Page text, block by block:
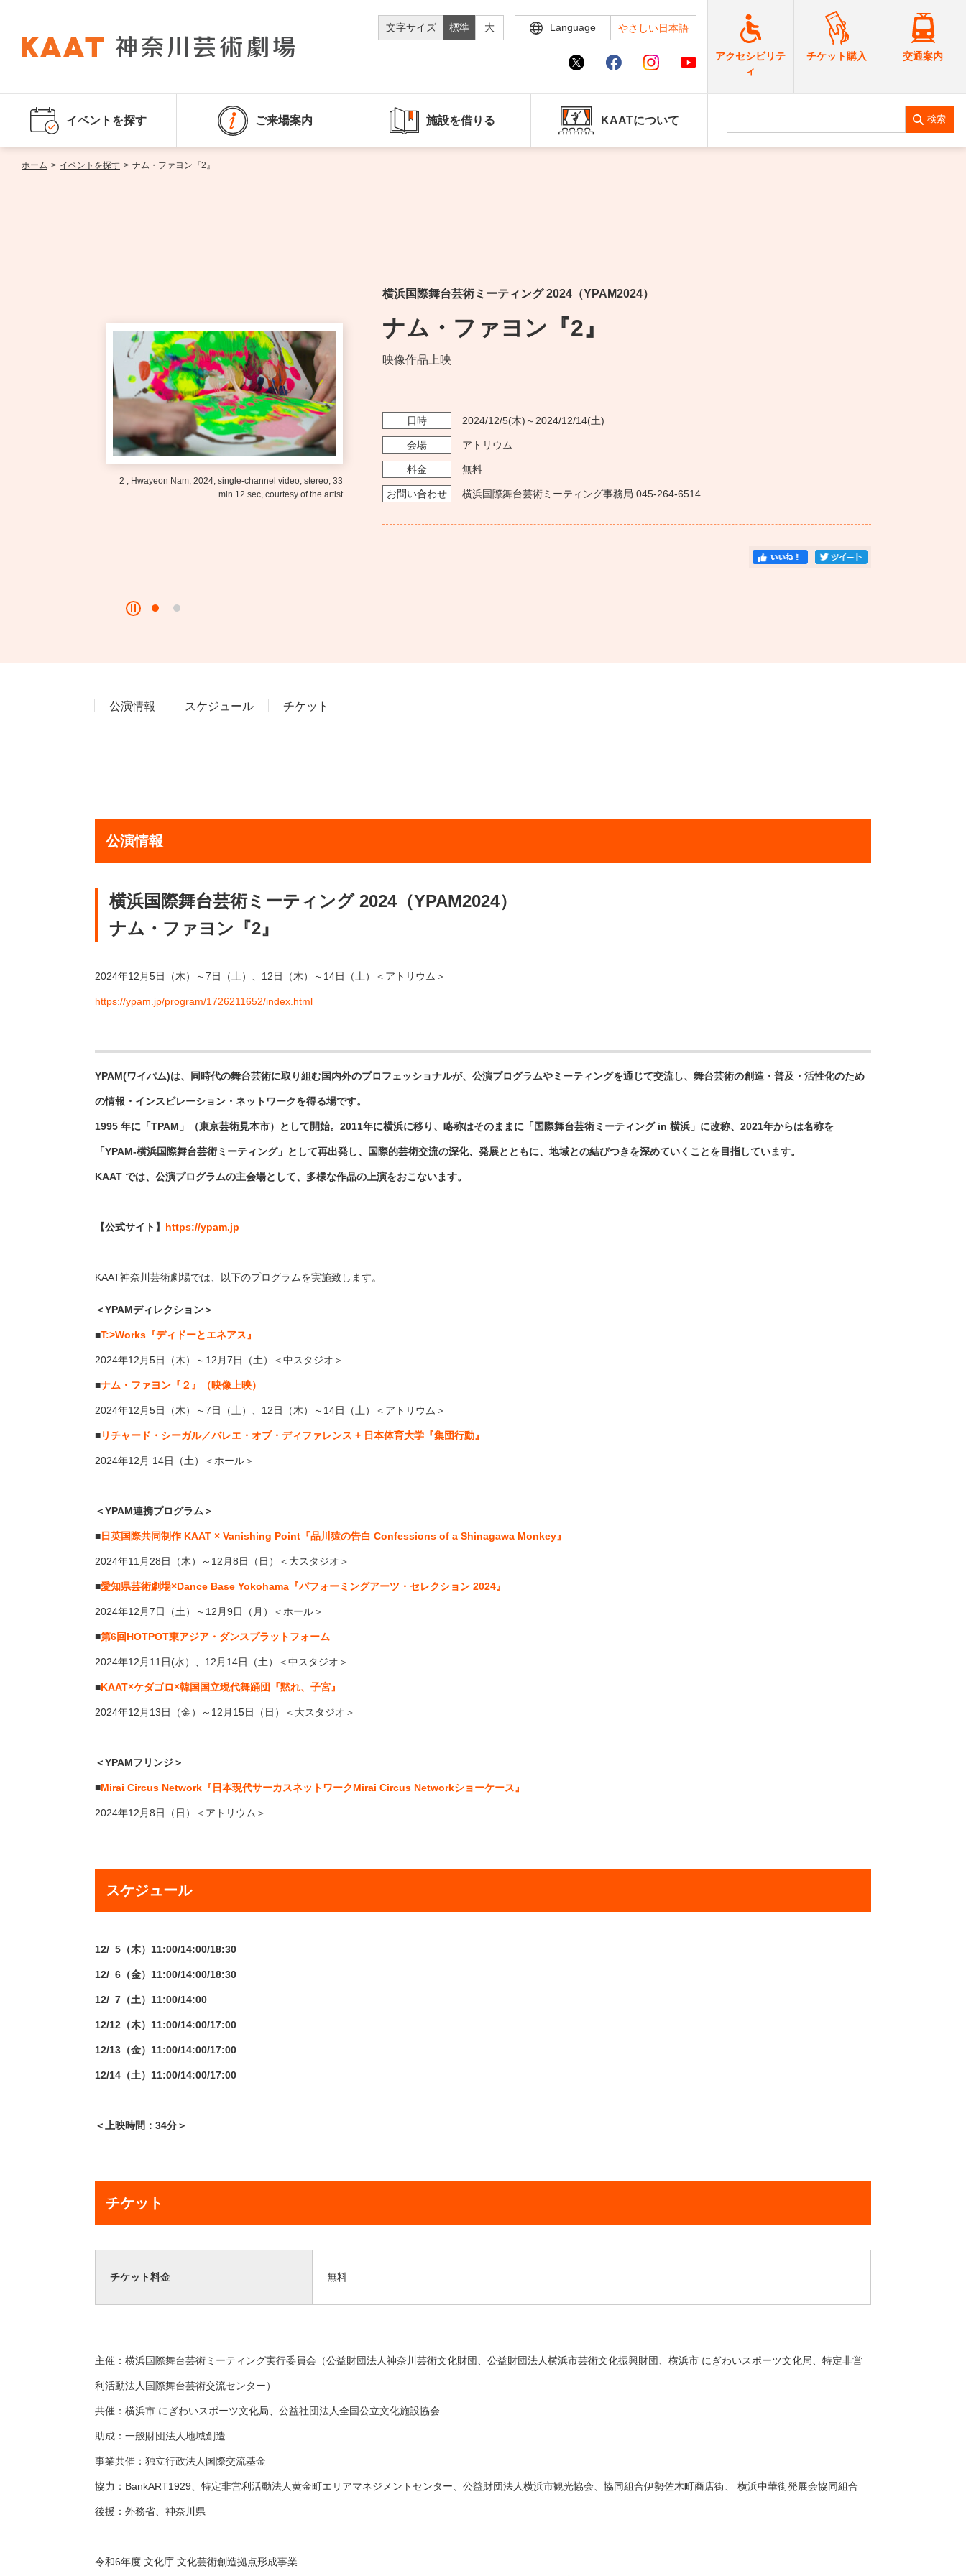
文字サイズ 標準 大 Language やさしい日本語
アクセシビリテ
ィ
チケット購入 交通案内
イベントを探す ご来場案内 施設を借りる KAATについて 検索
ホーム > イベントを探す > ナム・ファヨン『2』
横浜国際舞台芸術ミーティング 2024（YPAM2024）
ナム・ファヨン『2』
映像作品上映
日時 2024/12/5(木)～2024/12/14(土)
会場 アトリウム
料金 無料
お問い合わせ 横浜国際舞台芸術ミーティング事務局 045-264-6514
公演情報 スケジュール チケット
公演情報
横浜国際舞台芸術ミーティング 2024（YPAM2024）
ナム・ファヨン『2』
2024年12⽉5⽇（木）～7日（土）、12日（木）～14日（土）＜アトリウム＞
https://ypam.jp/program/1726211652/index.html
YPAM(ワイパム)は、同時代の舞台芸術に取り組む国内外のプロフェッショナルが、公演プログラムやミーティングを通じて交流し、舞台芸術の創造・普及・活性化のため
の情報・インスピレーション・ネットワークを得る場です。
1995 年に「TPAM 」（東京芸術見本市）として開始。 2011年に横浜に移り、略称はそのままに「国際舞台芸術ミーティングin 横浜」に改称、 2021年からは名称を
「YPAM-横浜国際舞台芸術ミーティング」として再出発し、国際的芸術交流の深化、発展とともに、地域との結びつきを深めていくことを目指しています。
KAAT では、公演プログラムの主会場として、多様な作品の上演をおこないます。
【公式サイト】 https://ypam.jp
KAAT神奈川芸術劇場では、以下のプログラムを実施致します。
＜YPAMディレクション＞
■T:>Works『ディドーとエネアス』
2024年12 ⽉5日（木）～ 12 月7⽇（土）＜中スタジオ＞
■ナム・ファヨン『２』（映像上映）
2024年12 ⽉5⽇（木）～7日（土）、 12日（木）～ 14日（土）＜アトリウム＞
■リチャード・シーガル／バレエ・オブ・ディファレンス + 日本体育大学『集団行動』
2024年12 ⽉ 14日（土）＜ホール＞
＜YPAM連携プログラム＞
■日英国際共同制作KAAT × Vanishing Point 『品川猿の告白 Confessions of a Shinagawa Monkey』
2024年11 ⽉ 28⽇（木）～ 12 ⽉8⽇（日）＜大スタジオ＞
■愛知県芸術劇場×Dance Base Yokohama 『パフォーミングアーツ・セレクション 2024』
2024年12 ⽉7⽇（土）～ 12 ⽉9⽇（月）＜ホール＞
■第6回HOTPOT東アジア・ダンスプラットフォーム
2024年12 ⽉ 11 ⽇(水）、 12 ⽉ 14⽇（土）＜中スタジオ＞
■KAAT×ケダゴロ×韓国国立現代舞踊団『黙れ、子宮』
2024年12 ⽉ 13⽇（金）～ 12 ⽉ 15⽇（日）＜大スタジオ＞
＜YPAMフリンジ＞
■Mirai Circus Network『日本現代サーカスネットワークMirai Circus Networkショーケース』
2024年12 ⽉8⽇（日）＜アトリウム＞
スケジュール
12/ 5（木）11:00/14:00/18:30
12/ 6（金）11:00/14:00/18:30
12/ 7（土）11:00/14:00
12/12（木）11:00/14:00/17:00
12/13（金）11:00/14:00/17:00
12/14（土）11:00/14:00/17:00
＜上映時間：34分＞
チケット
チケット料金 無料
主催：横浜国際舞台芸術ミーティング実行委員会（公益財団法人神奈川芸術文化財団、公益財団法人横浜市芸術文化振興財団、横浜市 にぎわいスポーツ文化局、特定非営
利活動法人国際舞台芸術交流センター）
共催：横浜市 にぎわいスポーツ文化局、公益社団法人全国公立文化施設協会
助成：一般財団法人地域創造
事業共催：独立行政法人国際交流基金
協力：BankART1929、特定非営利活動法人黄金町エリアマネジメントセンター、公益財団法人横浜市観光協会、協同組合伊勢佐木町商店街、 横浜中華街発展会協同組合
後援：外務省、神奈川県
令和6年度 文化庁 文化芸術創造拠点形成事業